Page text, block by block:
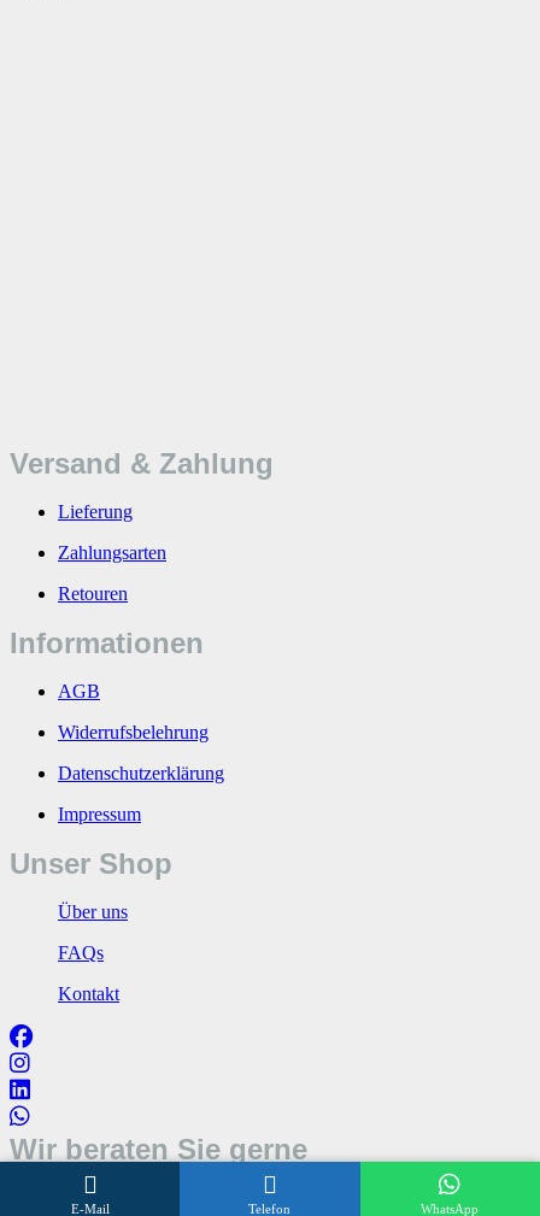
Versand & Zahlung
Lieferung
Zahlungsarten
Retouren
Informationen
AGB
Widerrufsbelehrung
Datenschutzerklärung
Impressum
Unser Shop
Über uns
FAQs
Kontakt
Wir beraten Sie gerne
Öffnungszeiten
E-Mail Telefon WhatsApp